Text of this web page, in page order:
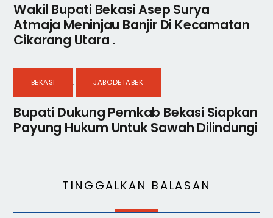
Wakil Bupati Bekasi Asep Surya
Atmaja Meninjau Banjir Di Kecamatan
Cikarang Utara .
BEKASI , JABODETABEK
Bupati Dukung Pemkab Bekasi Siapkan
Payung Hukum Untuk Sawah Dilindungi
TINGGALKAN BALASAN